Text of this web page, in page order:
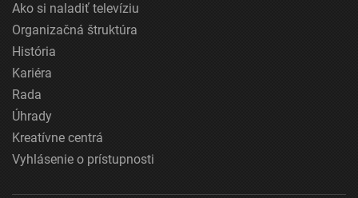
Ako si naladiť televíziu
Organizačná štruktúra
História
Kariéra
Rada
Úhrady
Kreatívne centrá
Vyhlásenie o prístupnosti